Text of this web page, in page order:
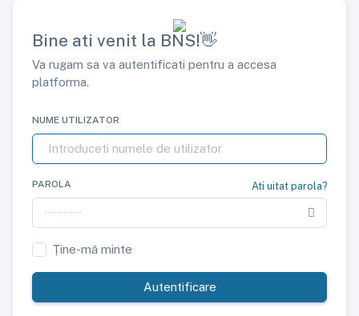
Bine ati venit la BNS!👋
Va rugam sa va autentificati pentru a accesa
platforma.
NUME UTILIZATOR
PAROLA Ati uitat parola?
Ține-mă minte
Autentificare